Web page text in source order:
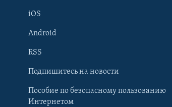
Learning English
iOS
Android
RSS
Подпишитесь на новости
Пособие по безопасному пользованию
Интернетом